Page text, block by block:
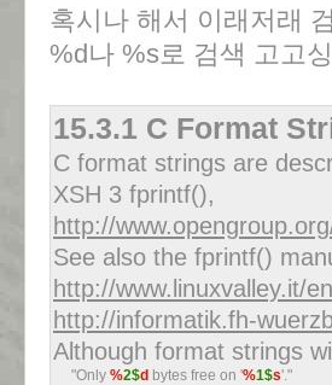
혹시나 해서 이래저래
%d나 %s로 검색 고고
15.3.1 C Format
C format strings are
XSH 3 fprintf(),
http://
See also the fprintf()
http://www.linuxvalley.it/
http://informatik.fh-
Although format strings
     "Only
%2$d bytes free on '%1$s'."